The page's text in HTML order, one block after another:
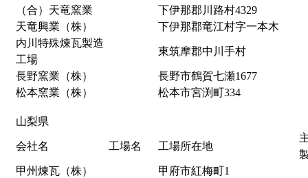
（合）天竜窯業
下伊那郡川路村4329
天竜興業（株）
下伊那郡竜江村字一本木
内川特殊煉瓦製造
工場
東筑摩郡中川手村
長野窯業（株）
長野市鶴賀七瀬1677
松本窯業（株）
松本市宮渕町334
山梨県
会社名 工場名 工場所在地
甲州煉瓦（株）
甲府市紅梅町1